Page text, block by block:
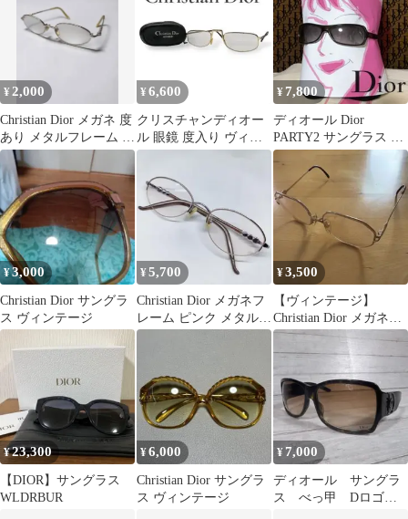
¥2,000
Christian Dior メガネ 度
あり メタルフレーム シ
ルバー
¥ 6,600
クリスチャンディオー
ル 眼鏡 度入り ヴィン
テージ レトロ 折りたた
¥ 7,800
ディオール Dior
PARTY2 サングラス ス
クエアレンズ
¥3,000
Christian Dior サングラ
ス ヴィンテージ
¥5,700
Christian Dior メガネフ
レーム ピンク メタル
オーバル
¥3,500
【ヴィンテージ】
Christian Dior メガネフ
レーム 日本製 2383
¥23,300
【DIOR】サングラス
WLDRBUR
¥6,000
Christian Dior サングラ
ス ヴィンテージ
¥7,000
ディオール サングラ
ス べっ甲 Dロゴ